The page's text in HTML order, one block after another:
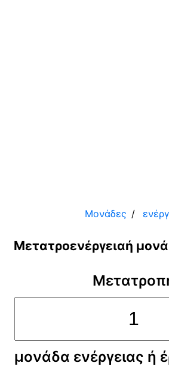
Μονάδες
Μετατροενέργειαή
μονάδα ενέργειας ή